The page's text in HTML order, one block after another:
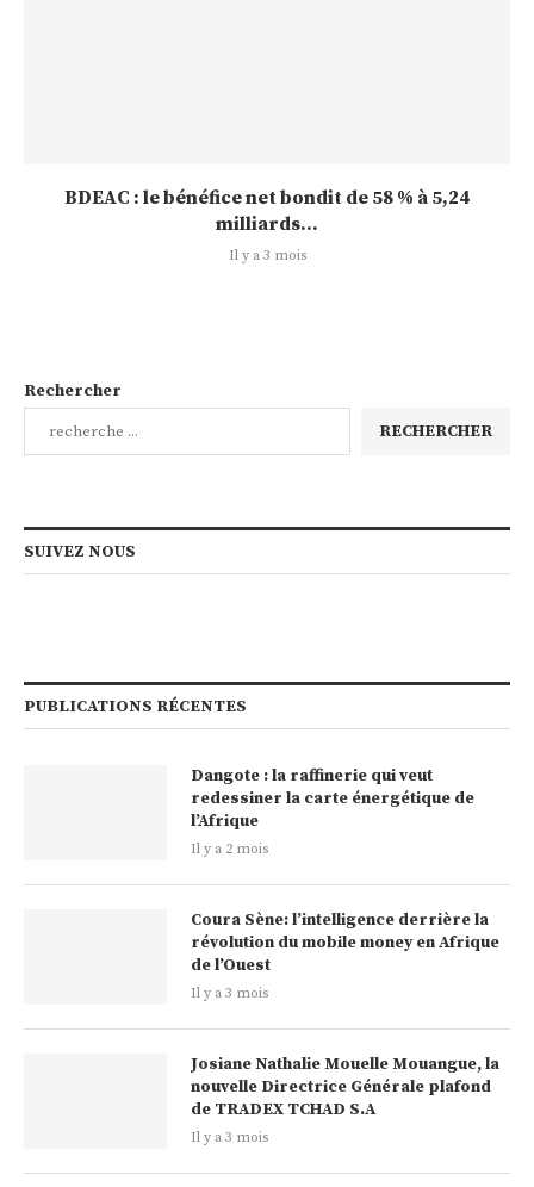
BDEAC : le bénéfice net bondit de 58 % à 5,24
milliards...
Il y a 3 mois
Rechercher
RECHERCHER
SUIVEZ NOUS
PUBLICATIONS RÉCENTES
Dangote : la raffinerie qui veut
redessiner la carte énergétique de
l’Afrique
Il y a 2 mois
Coura Sène: l’intelligence derrière la
révolution du mobile money en Afrique
de l’Ouest
Il y a 3 mois
Josiane Nathalie Mouelle Mouangue, la
nouvelle Directrice Générale plafond
de TRADEX TCHAD S.A
Il y a 3 mois